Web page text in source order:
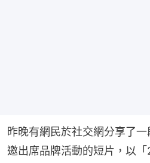
昨晚有網民於社交網分享了
邀出席品牌活動的短片，以